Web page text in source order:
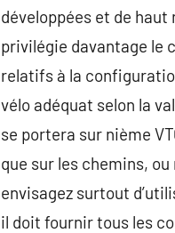
développées et de
privilégie davantage le
relatifs à la
vélo adéquat selon la
se portera sur nième
que sur les chemins,
envisagez surtout
il doit fournir tous les